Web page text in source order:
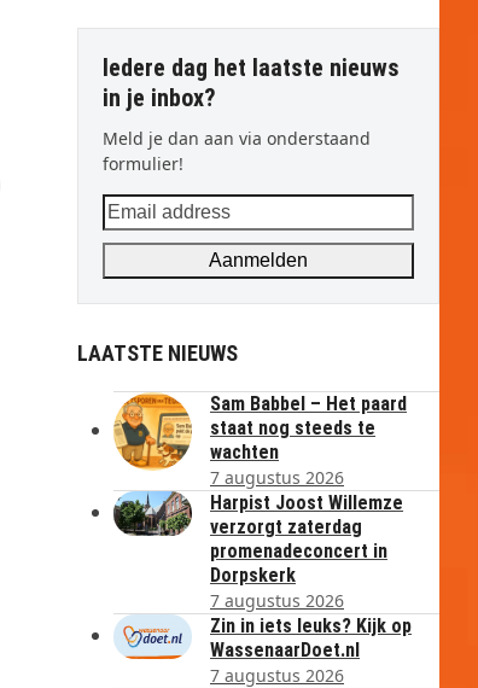
Iedere dag het laatste nieuws
in je inbox?
Meld je dan aan via onderstaand
formulier!
Email
address
Aanmelden
LAATSTE NIEUWS
Sam Babbel – Het paard
staat nog steeds te
wachten
7 augustus 2026
Harpist Joost Willemze
verzorgt zaterdag
promenadeconcert in
Dorpskerk
7 augustus 2026
Zin in iets leuks? Kijk op
WassenaarDoet.nl
7 augustus 2026